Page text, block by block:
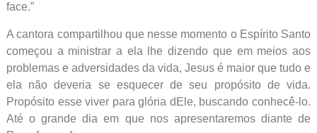
face.”
A cantora compartilhou que nesse momento o Espírito Santo
começou a ministrar a ela lhe dizendo que em meios aos
problemas e adversidades da vida, Jesus é maior que tudo e
ela não deveria se esquecer de seu propósito de vida.
Propósito esse viver para glória dEle, buscando conhecê-lo.
Até o grande dia em que nos apresentaremos diante de